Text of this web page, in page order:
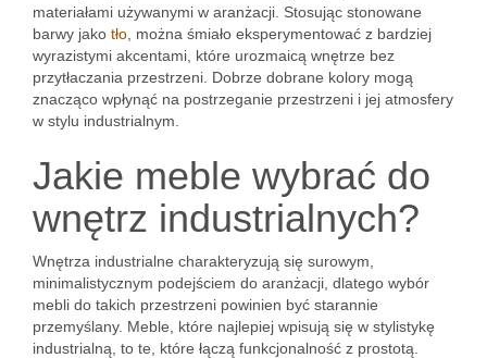
materiałami używanymi w aranżacji. Stosując stonowane
barwy jako tło , można śmiało eksperymentować z bardziej
wyrazistymi akcentami, które urozmaicą wnętrze bez
przytłaczania przestrzeni. Dobrze dobrane kolory mogą
znacząco wpłynąć na postrzeganie przestrzeni i jej atmosfery
w stylu industrialnym.
Jakie meble wybrać do
wnętrz industrialnych?
Wnętrza industrialne charakteryzują się surowym,
minimalistycznym podejściem do aranżacji, dlatego wybór
mebli do takich przestrzeni powinien być starannie
przemyślany. Meble, które najlepiej wpisują się w stylistykę
industrialną, to te, które łączą funkcjonalność z prostotą.